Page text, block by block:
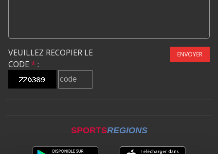
VEUILLEZ RECOPIER LE
CODE * :
ENVOYER
SPORTSREGIONS